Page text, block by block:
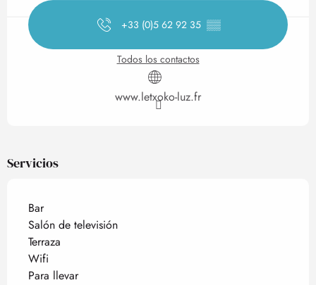
+33 (0)5 62 92 35 ▒▒
Todos los contactos
www.letxoko-luz.fr
Servicios
Bar
Salón de televisión
Terraza
Wifi
Para llevar